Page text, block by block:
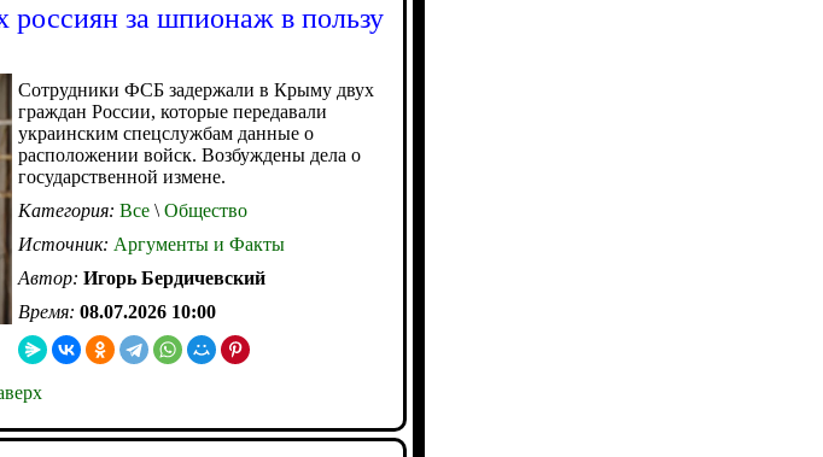
за шпионаж в пользу
Сотрудники ФСБ задержали в Крыму двух
граждан России, которые передавали
украинским спецслужбам данные о
расположении войск. Возбуждены дела о
государственной измене.
Категория: Все \ Общество
Источник: Аргументы и Факты
Автор: Игорь Бердичевский
Время: 08.07.2026 10:00